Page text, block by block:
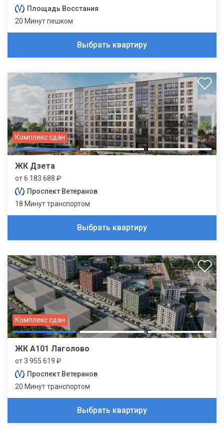
Площадь Восстания
20 Минут пешком
Выбрать квартиру
Комплекс сдан
ЖК Дзета
от 6 183 688 ₽
Проспект Ветеранов
18 Минут транспортом
Выбрать квартиру
Комплекс сдан
ЖК А101 Лаголово
от 3 955 619 ₽
Проспект Ветеранов
20 Минут транспортом
Выбрать квартиру